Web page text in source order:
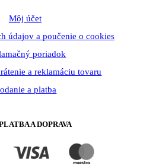
Môj účet
údajov a poučenie o cookies
poriadok
a reklamáciu tovaru
a platba
A DOPRAVA